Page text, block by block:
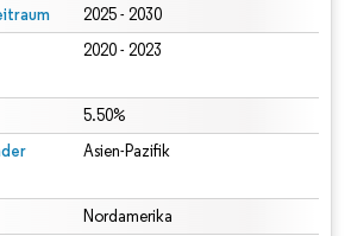
2025 - 2030
2020 - 2023
5.50%
Asien-Pazifik
Nordamerika